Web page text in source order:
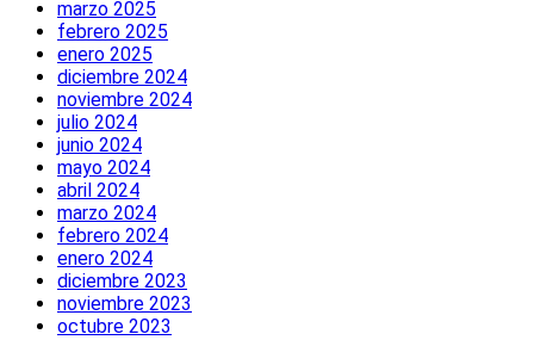
marzo 2025
febrero 2025
enero 2025
diciembre 2024
noviembre 2024
julio 2024
junio 2024
mayo 2024
abril 2024
marzo 2024
febrero 2024
enero 2024
diciembre 2023
noviembre 2023
octubre 2023